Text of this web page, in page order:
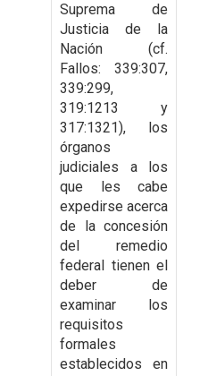
Suprema de
Justicia de la
Nación (cf.
Fallos: 339:307,
339:299,
319:1213 y
317:1321), los
órganos
judiciales a los
que les cabe
expedirse acerca
de
la concesión
del remedio
federal tienen el
deber de
examinar los
requisitos
formales
establecidos en